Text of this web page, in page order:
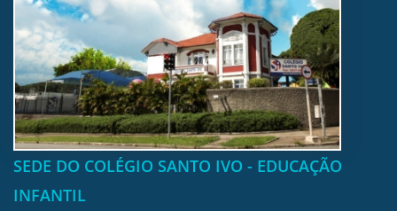
SEDE DO COLÉGIO SANTO IVO - EDUCAÇÃO
INFANTIL